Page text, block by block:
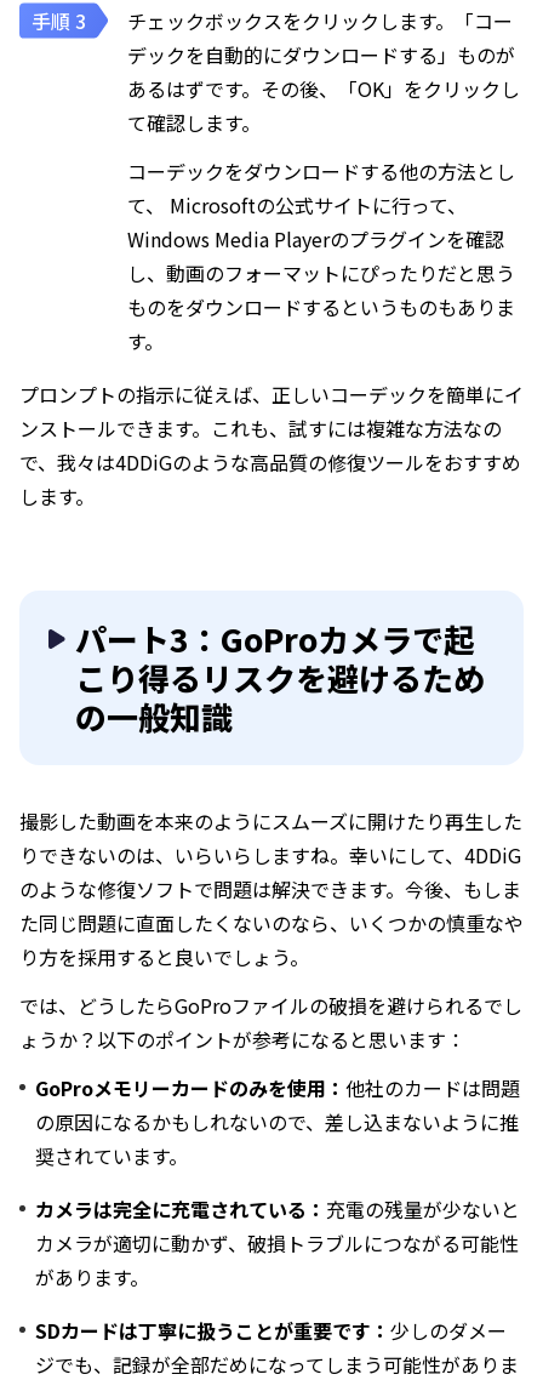
チェックボックスをクリックします。「コー
デックを自動的にダウンロードする」ものが
あるはずです。その後、「OK」をクリックし
て確認します。
コーデックをダウンロードする他の方法とし
て、 Microsoftの公式サイトに行って、
Windows Media Playerのプラグインを確認
し、動画のフォーマットにぴったりだと思う
ものをダウンロードするというものもありま
す。
プロンプトの指示に従えば、正しいコーデックを簡単にイ
ンストールできます。これも、試すには複雑な方法なの
で、我々は4DDiGのような高品質の修復ツールをおすすめ
します。
パート3：GoProカメラで起
こり得るリスクを避けるため
の一般知識
撮影した動画を本来のようにスムーズに開けたり再生した
りできないのは、いらいらしますね。幸いにして、4DDiG
のような修復ソフトで問題は解決できます。今後、もしま
た同じ問題に直面したくないのなら、いくつかの慎重なや
り方を採用すると良いでしょう。
では、どうしたらGoProファイルの破損を避けられるでし
ょうか？以下のポイントが参考になると思います：
GoProメモリーカードのみを使用： 他社のカードは問題
の原因になるかもしれないので、差し込まないように推
奨されています。
カメラは完全に充電されている： 充電の残量が少ないと
カメラが適切に動かず、破損トラブルにつながる可能性
があります。
SDカードは丁寧に扱うことが重要です： 少しのダメー
ジでも、記録が全部だめになってしまう可能性がありま